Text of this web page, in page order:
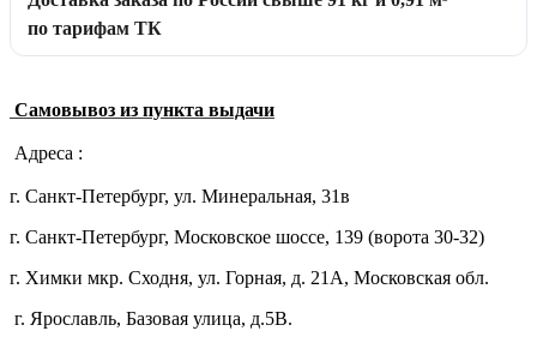
по тарифам ТК
Самовывоз из пункта выдачи
Адреса :
г. Санкт-Петербург, ул. Минеральная, 31в
г. Санкт-Петербург, Московское шоссе, 139 (ворота 30-32)
г. Химки мкр. Сходня, ул. Горная, д. 21А, Московская обл.
г. Ярославль, Базовая улица, д.5В.